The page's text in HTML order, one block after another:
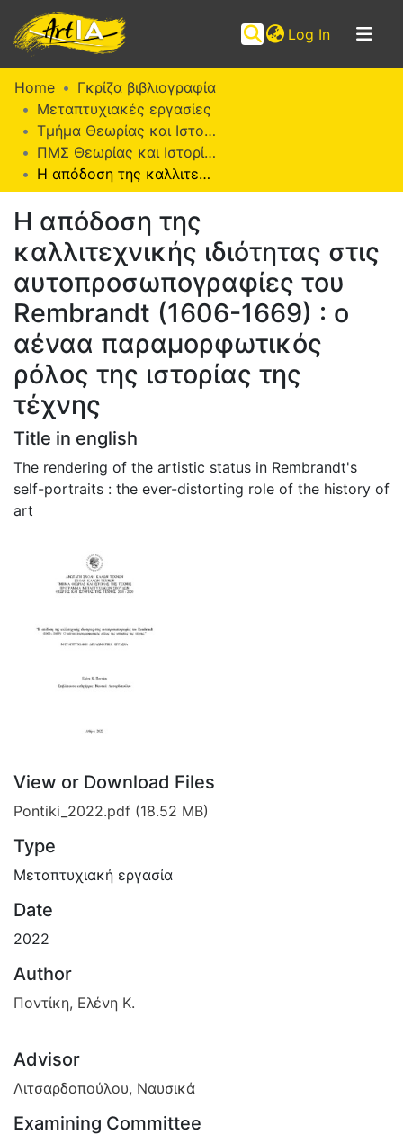
Log In (current)
Communities
Collections
Browse ArtIA
Statistics
Home
Γκρίζα βιβλιογραφία
Μεταπτυχιακές εργασίες
Τμήμα Θεωρίας και Ιστορίας της Τέχνης
ΠΜΣ Θεωρίας και Ιστορίας της Τέχνης (ΜΕΘΙΣΤΕ)
Η απόδοση της καλλιτεχνικής ιδιότητας στις αυτοπροσωπογραφίες του Rembrandt (1606-1669) : ο αέναα παραµορφωτικός ρόλος της ιστορίας της τέχνης
Η απόδοση της
καλλιτεχνικής ιδιότητας στις
αυτοπροσωπογραφίες του
Rembrandt (1606-1669) : ο
αέναα παραµορφωτικός
ρόλος της ιστορίας της
τέχνης
Title in english
The rendering of the artistic status in Rembrandt's
self-portraits : the ever-distorting role of the history of
art
View or Download Files
Pontiki_2022.pdf (18.52 MB)
Type
Μεταπτυχιακή εργασία
Date
2022
Author
Ποντίκη, Ελένη Κ.
Advisor
Λιτσαρδοπούλου, Ναυσικά
Examining Committee